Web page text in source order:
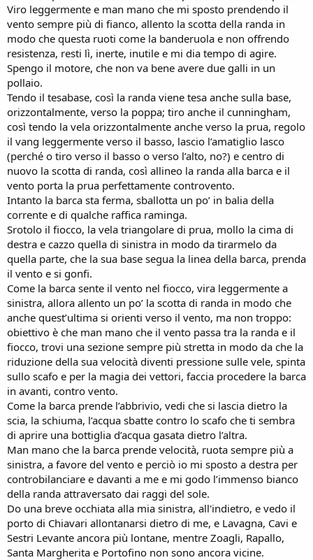
Viro leggermente e man mano che mi sposto prendendo il
vento sempre più di fianco, allento la scotta della randa in
modo che questa ruoti come la banderuola e non offrendo
resistenza, resti lì, inerte, inutile e mi dia tempo di agire.
Spengo il motore, che non va bene avere due galli in un
pollaio.
Tendo il tesabase, così la randa viene tesa anche sulla base,
orizzontalmente, verso la poppa; tiro anche il cunningham,
così tendo la vela orizzontalmente anche verso la prua, regolo
il vang leggermente verso il basso, lascio l’amatiglio lasco
(perché o tiro verso il basso o verso l’alto, no?) e centro di
nuovo la scotta di randa, così allineo la randa alla barca e il
vento porta la prua perfettamente controvento.
Intanto la barca sta ferma, sballotta un po’ in balia della
corrente e di qualche raffica raminga.
Srotolo il fiocco, la vela triangolare di prua, mollo la cima di
destra e cazzo quella di sinistra in modo da tirarmelo da
quella parte, che la sua base segua la linea della barca, prenda
il vento e si gonfi.
Come la barca sente il vento nel fiocco, vira leggermente a
sinistra, allora allento un po’ la scotta di randa in modo che
anche quest’ultima si orienti verso il vento, ma non troppo:
obiettivo è che man mano che il vento passa tra la randa e il
fiocco, trovi una sezione sempre più stretta in modo da che la
riduzione della sua velocità diventi pressione sulle vele, spinta
sullo scafo e per la magia dei vettori, faccia procedere la barca
in avanti, contro vento.
Come la barca prende l’abbrivio, vedi che si lascia dietro la
scia, la schiuma, l’acqua sbatte contro lo scafo che ti sembra
di aprire una bottiglia d’acqua gasata dietro l’altra.
Man mano che la barca prende velocità, ruota sempre più a
sinistra, a favore del vento e perciò io mi sposto a destra per
controbilanciare e davanti a me e mi godo l’immenso bianco
della randa attraversato dai raggi del sole.
Do una breve occhiata alla mia sinistra, all'indietro, e vedo il
porto di Chiavari allontanarsi dietro di me, e Lavagna, Cavi e
Sestri Levante ancora più lontane, mentre Zoagli, Rapallo,
Santa Margherita e Portofino non sono ancora vicine.